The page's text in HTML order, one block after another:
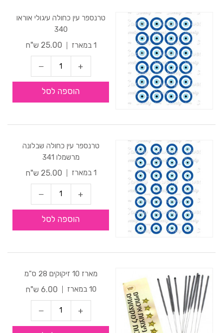
טרנספר עין כחולה עיגולי אוראו
340
1 במארז
25.00 ש"ח
הוספה לסל
טרנספר עין כחולה שבלונה
מרשמלו 341
1 במארז
25.00 ש"ח
הוספה לסל
מארז 10 זיקוקים 28 ס"מ
10 במארז
6.00 ש"ח